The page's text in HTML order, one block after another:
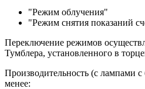
"Режим облучения"
"Режим снятия показаний
Переключение режимов
Тумблера, установленного в
Производительность (с лампами
менее: